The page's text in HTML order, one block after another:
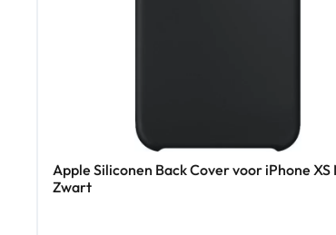
Apple Siliconen Back Cover voor iPhone XS
Zwart